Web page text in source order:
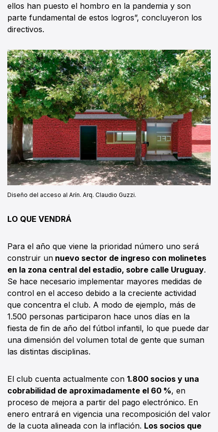
ellos han puesto el hombro en la pandemia y son
parte fundamental de estos logros”, concluyeron los
directivos.
Diseño del acceso al Arín. Arq. Claudio Guzzi.
LO QUE VENDRÁ
Para el año que viene la prioridad número uno será
construir un nuevo sector de ingreso con molinetes
en la zona central del estadio, sobre calle Uruguay.
Se hace necesario implementar mayores medidas de
control en el acceso debido a la creciente actividad
que concentra el club. A modo de ejemplo, más de
1.500 personas participaron hace unos días en la
fiesta de fin de año del fútbol infantil, lo que puede dar
una dimensión del volumen total de gente que suman
las distintas disciplinas.
El club cuenta actualmente con 1.800 socios y una
cobrabilidad de aproximadamente el 60 %, en
proceso de mejora a partir del pago electrónico. En
enero entrará en vigencia una recomposición del valor
de la cuota alineada con la inflación. Los socios que